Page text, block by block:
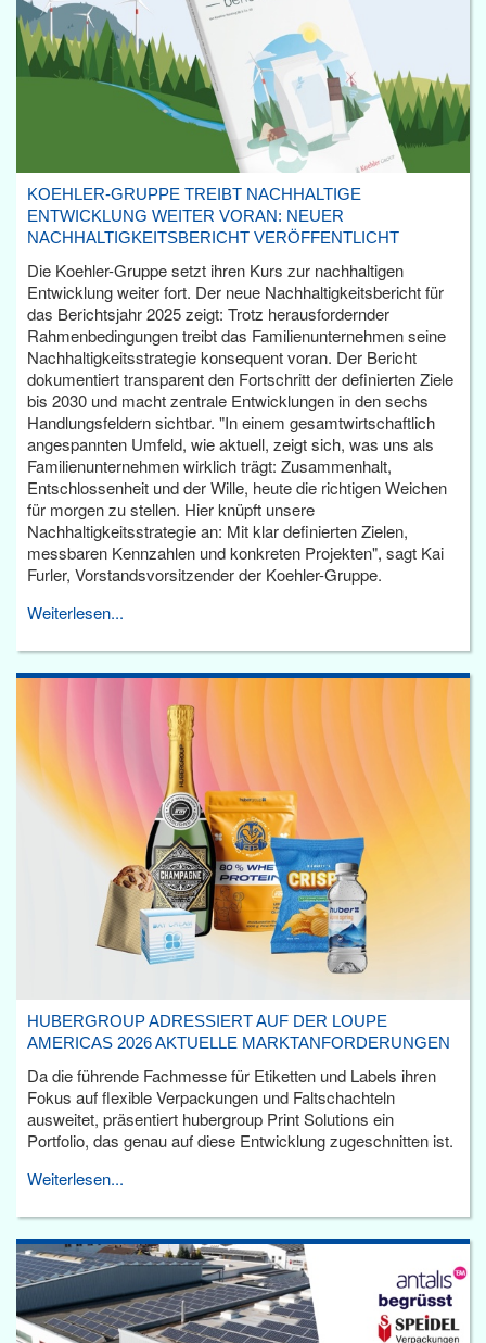
KOEHLER-GRUPPE TREIBT NACHHALTIGE
ENTWICKLUNG WEITER VORAN: NEUER
NACHHALTIGKEITSBERICHT VERÖFFENTLICHT
Die Koehler-Gruppe setzt ihren Kurs zur nachhaltigen
Entwicklung weiter fort. Der neue Nachhaltigkeitsbericht für
das Berichtsjahr 2025 zeigt: Trotz herausfordernder
Rahmenbedingungen treibt das Familienunternehmen seine
Nachhaltigkeitsstrategie konsequent voran. Der Bericht
dokumentiert transparent den Fortschritt der definierten Ziele
bis 2030 und macht zentrale Entwicklungen in den sechs
Handlungsfeldern sichtbar. "In einem gesamtwirtschaftlich
angespannten Umfeld, wie aktuell, zeigt sich, was uns als
Familienunternehmen wirklich trägt: Zusammenhalt,
Entschlossenheit und der Wille, heute die richtigen Weichen
für morgen zu stellen. Hier knüpft unsere
Nachhaltigkeitsstrategie an: Mit klar definierten Zielen,
messbaren Kennzahlen und konkreten Projekten", sagt Kai
Furler, Vorstandsvorsitzender der Koehler-Gruppe.
Weiterlesen...
HUBERGROUP ADRESSIERT AUF DER LOUPE
AMERICAS 2026 AKTUELLE MARKTANFORDERUNGEN
Da die führende Fachmesse für Etiketten und Labels ihren
Fokus auf flexible Verpackungen und Faltschachteln
ausweitet, präsentiert hubergroup Print Solutions ein
Portfolio, das genau auf diese Entwicklung zugeschnitten ist.
Weiterlesen...